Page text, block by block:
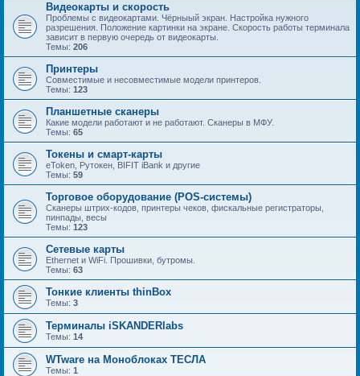
Видеокарты и скорость
Проблемы с видеокартами. Чёрныый экран. Настройка нужного
разрешения. Положение картинки на экране. Скорость работы терминала
зависит в первую очередь от видеокарты.
Темы: 206
Принтеры
Совместимые и несовместимые модели принтеров.
Темы: 123
Планшетные сканеры
Какие модели работают и не работают. Сканеры в МФУ.
Темы: 65
Токены и смарт-карты
eToken, Рутокен, BIFIT iBank и другие
Темы: 59
Торговое оборудование (POS-системы)
Сканеры штрих-кодов, принтеры чеков, фискальные регистраторы,
пинпады, весы
Темы: 123
Сетевые карты
Ethernet и WiFi. Прошивки, бутромы.
Темы: 63
Тонкие клиенты thinBox
Темы: 3
Терминалы iSKANDERlabs
Темы: 14
WTware на Моноблоках ТЕСЛА
Темы: 1